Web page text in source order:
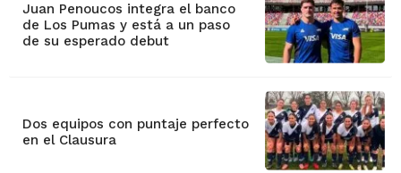
Juan Penoucos integra el banco
de Los Pumas y está a un paso
de su esperado debut
Dos equipos con puntaje perfecto
en el Clausura